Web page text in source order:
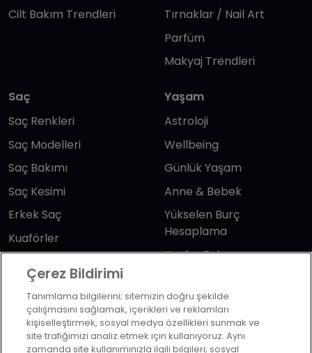
Cilt Bakım Trendleri
Tırnaklar / Nail Art
Parfüm
Makyaj Trendleri
Saç
Saç Renkleri
Saç Modelleri
Saç Bakımı
Saç Kesimi
Erkek Saç
Kuaförler
Yaşam
Astroloji
Wellbeing
Günlük Yaşam
Anne & Bebek
Yükselen Burç
Hesaplama
Kuafor Bulma
Bizi takip edin
Çerez Bildirimi
Tanımlama bilgilerini; sitemizin doğru şekilde
çalışmasını sağlamak, içerikleri ve reklamları
kişiselleştirmek, sosyal medya özellikleri sunmak ve
site trafiğimizi analiz etmek için kullanıyoruz. Aynı
zamanda site kullanımınızla ilgili bilgileri; sosyal